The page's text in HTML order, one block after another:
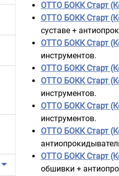
ОТТО БОКК Старт
ОТТО БОКК Старт
суставе +
ОТТО БОКК Старт
инструментов.
ОТТО БОКК Старт
ОТТО БОКК Старт
инструментов.
ОТТО БОКК Старт
инструментов.
ОТТО БОКК Старт
ОТТО БОКК Старт
обшивки +